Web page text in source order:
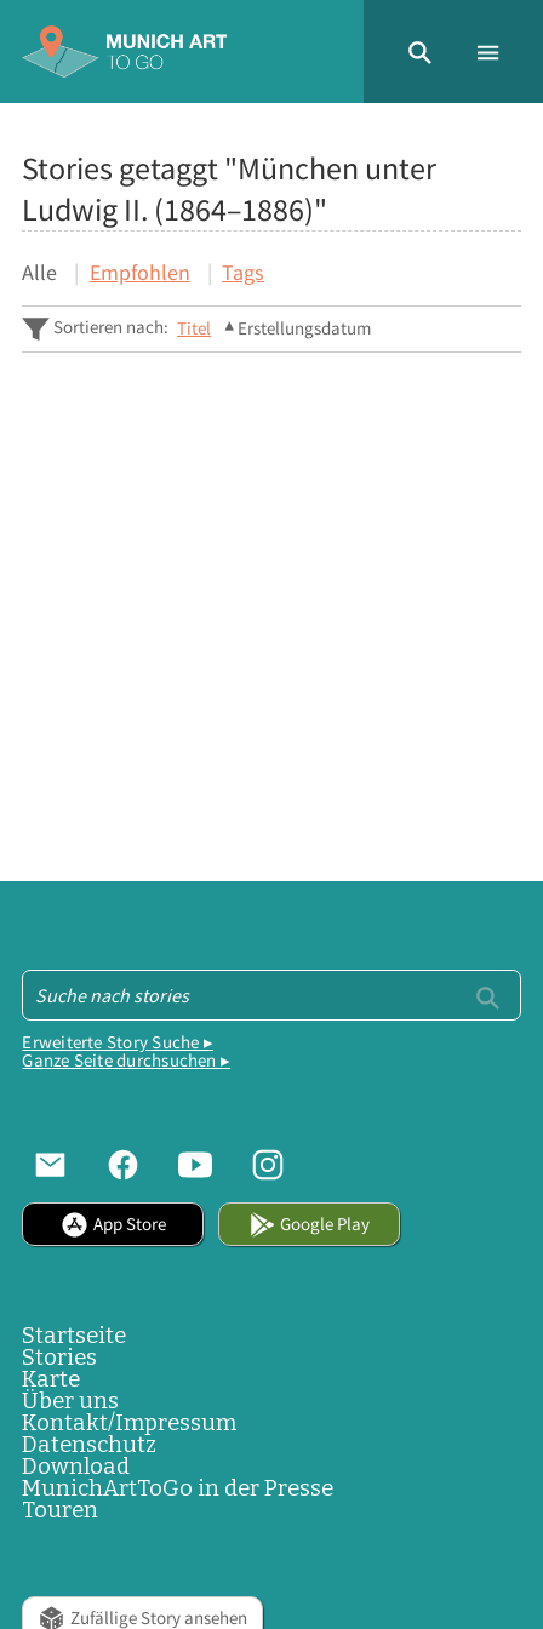
Stories getaggt "München unter
Ludwig II. (1864–1886)"
Alle Empfohlen Tags
Sortieren nach: Titel Erstellungsdatum
Erweiterte Story Suche ▸
Ganze Seite durchsuchen ▸
App Store Google Play
Startseite
Stories
Karte
Über uns
Kontakt/Impressum
Datenschutz
Download
MunichArtToGo in der Presse
Touren
Zufällige Story ansehen